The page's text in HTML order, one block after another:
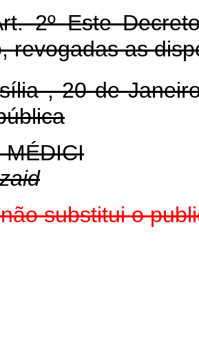
Este Decreto
revogadas as
, 20 de Janeiro
MÉDICI
substitui o